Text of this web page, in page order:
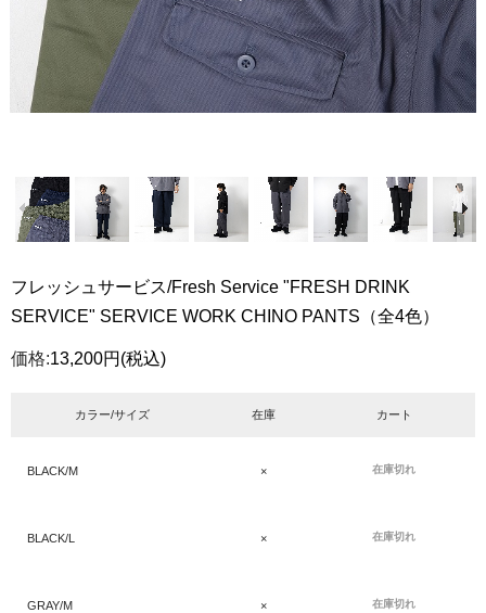
フレッシュサービス/Fresh Service "FRESH DRINK
SERVICE" SERVICE WORK CHINO PANTS（全4色）
価格:13,200円 (税込)
カラー/サイズ 在庫 カート
BLACK/M × 在庫切れ
BLACK/L × 在庫切れ
GRAY/M × 在庫切れ